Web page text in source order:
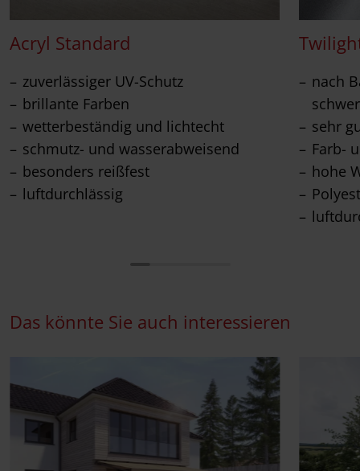
Acryl Standard
zuverlässiger UV-Schutz
brillante Farben
wetterbeständig und lichtecht
schmutz- und wasserabweisend
besonders reißfest
luftdurchlässig
nach
sehr
Farb-
hohe
Das könnte Sie auch interessieren